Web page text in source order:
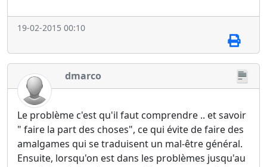
19-02-2015 00:10
dmarco
Le problème c'est qu'il faut comprendre .. et savoir
" faire la part des choses", ce qui évite de faire des
amalgames qui se traduisent un mal-être général.
Ensuite, lorsqu'on est dans les problèmes jusqu'au